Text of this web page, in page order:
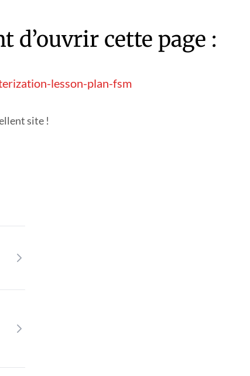
d’ouvrir cette page :
lesson-plan-fsm
site !